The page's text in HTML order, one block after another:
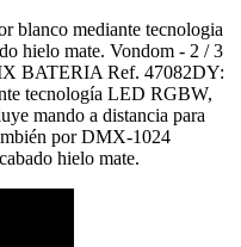
blanco mediante tecnologia
hielo mate. Vondom - 2 / 3
BATERIA Ref. 47082DY:
tecnología LED RGBW,
mando a distancia para
por DMX-1024
hielo mate.